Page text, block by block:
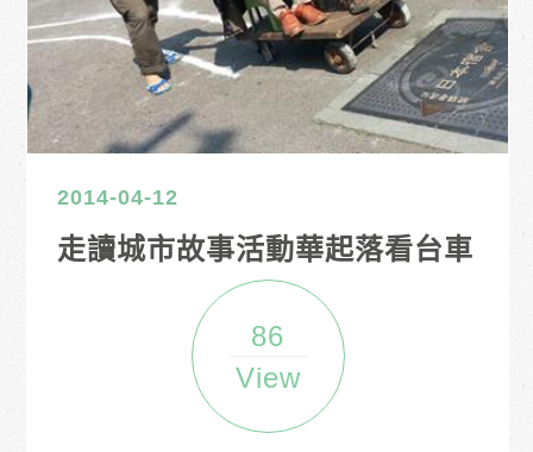
2014-04-12
走讀城市故事活動華起落看台車
86
View